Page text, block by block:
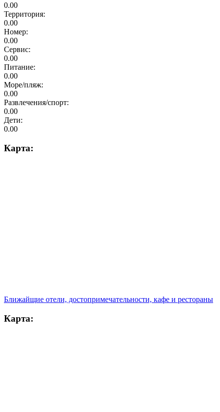
0.00
Территория:
0.00
Номер:
0.00
Сервис:
0.00
Питание:
0.00
Море/пляж:
0.00
Развлечения/спорт:
0.00
Дети:
0.00
Карта:
Ближайщие отели, достопримечательности, кафе и рестораны
Карта: